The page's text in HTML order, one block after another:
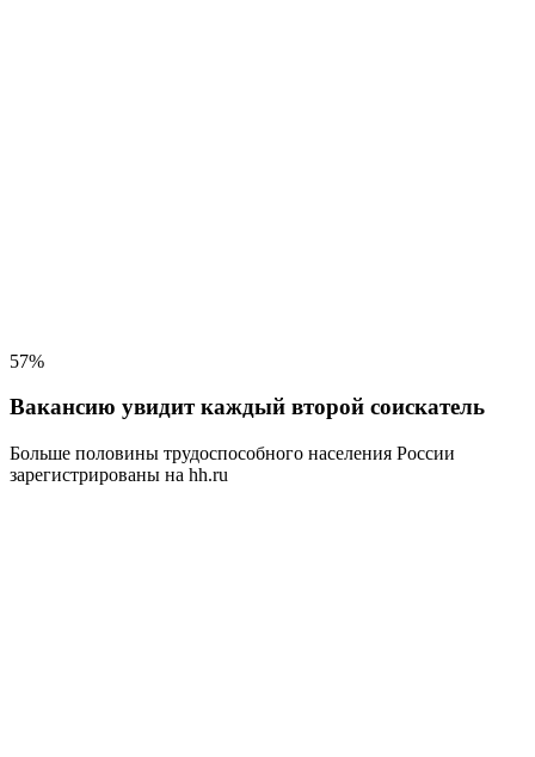
57%
Вакансию увидит каждый второй соискатель
Больше половины трудоспособного населения России
зарегистрированы на hh.ru